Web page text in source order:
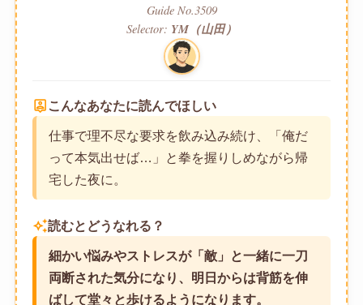
Guide No.3509
Selector: YM（山田）
person_pin こんなあなたに読んでほしい
仕事で理不尽な要求を飲み込み続け、「俺だ
って本気出せば…」と拳を握りしめながら帰
宅した夜に。
auto_awesome読むとどうなれる？
細かい悩みやストレスが「敵」と一緒に一刀
両断された気分になり、明日からは背筋を伸
ばして堂々と歩けるようになります。